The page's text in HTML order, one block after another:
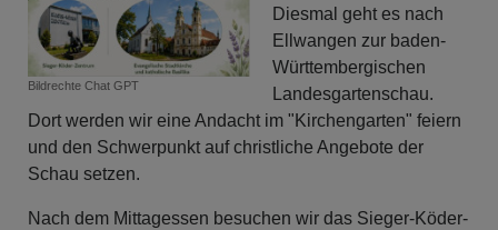
Bildrechte Chat GPT
Diesmal geht es nach
Ellwangen zur baden-
Württembergischen
Landesgartenschau.
Dort werden wir eine Andacht im "Kirchengarten" feiern
und den Schwerpunkt auf christliche Angebote der
Schau setzen.
Nach dem Mittagessen besuchen wir das Sieger-Köder-